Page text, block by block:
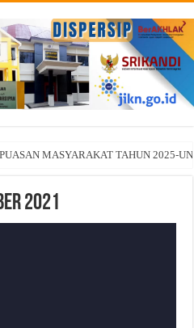
MASYARAKAT TAHUN 2025-
2021